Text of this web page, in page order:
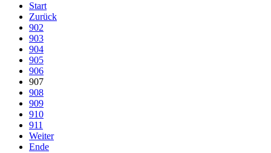
Start
Zurück
902
903
904
905
906
907
908
909
910
911
Weiter
Ende